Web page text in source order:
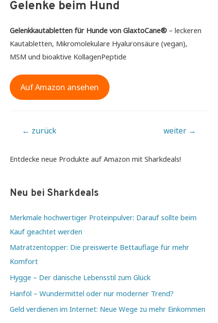
Gelenke beim Hund
Gelenkkautabletten für Hunde von GlaxtoCane® – leckeren
Kautabletten, Mikromolekulare Hyaluronsäure (vegan),
MSM und bioaktive KollagenPeptide
Auf Amazon ansehen
Beitragsnavigation
← zurück weiter →
Entdecke neue Produkte auf Amazon mit Sharkdeals!
Neu bei Sharkdeals
Merkmale hochwertiger Proteinpulver: Darauf sollte beim
Kauf geachtet werden
Matratzentopper: Die preiswerte Bettauflage für mehr
Komfort
Hygge – Der dänische Lebensstil zum Glück
Hanföl – Wundermittel oder nur moderner Trend?
Geld verdienen im Internet: Neue Wege zu mehr Einkommen